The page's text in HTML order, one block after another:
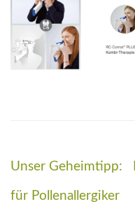
Unser Geheimtipp:
für Pollenallergiker